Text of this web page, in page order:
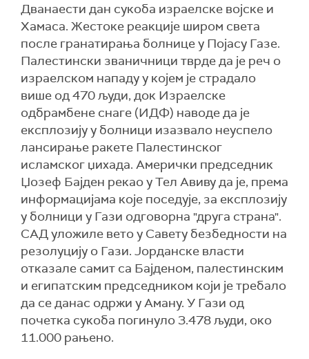
Дванаести дан сукоба израелске војске и
Хамаса. Жестоке реакције широм света
после гранатирања болнице у Појасу Газе.
Палестински званичници тврде да је реч о
израелском нападу у којем је страдало
више од 470 људи, док Израелске
одбрамбене снаге (ИДФ) наводе да је
експлозију у болници изазвало неуспело
лансирање ракете Палестинског
исламског џихада. Амерички председник
Џозеф Бајден рекао у Тел Авиву да је, према
информацијама које поседује, за експлозију
у болници у Гази одговорна "друга страна".
САД уложиле вето у Савету безбедности на
резолуцију о Гази. Јорданске власти
отказaле самит са Бајденом, палестинским
и египатским председником који је требало
да се данас одржи у Аману. У Гази од
почетка сукоба погинуло 3.478 људи, око
11.000 рањено.